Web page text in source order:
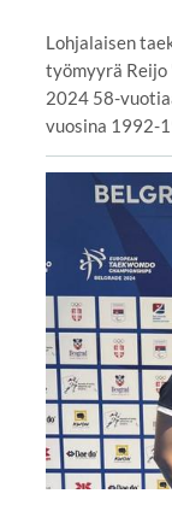
Lohjalaisen
työmyyrä Reijo
2024 58-
vuosina 1992-